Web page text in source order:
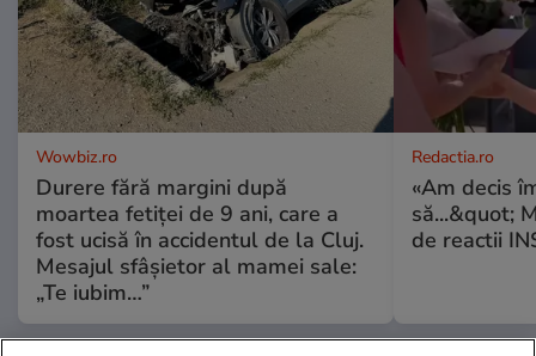
Wowbiz.ro
Durere fără margini după
moartea fetiței de 9 ani, care a
fost ucisă în accidentul de la Cluj.
Mesajul sfâșietor al mamei sale:
„Te iubim…”
Redactia.ro
«Am decis
să...&quot;
de reactii